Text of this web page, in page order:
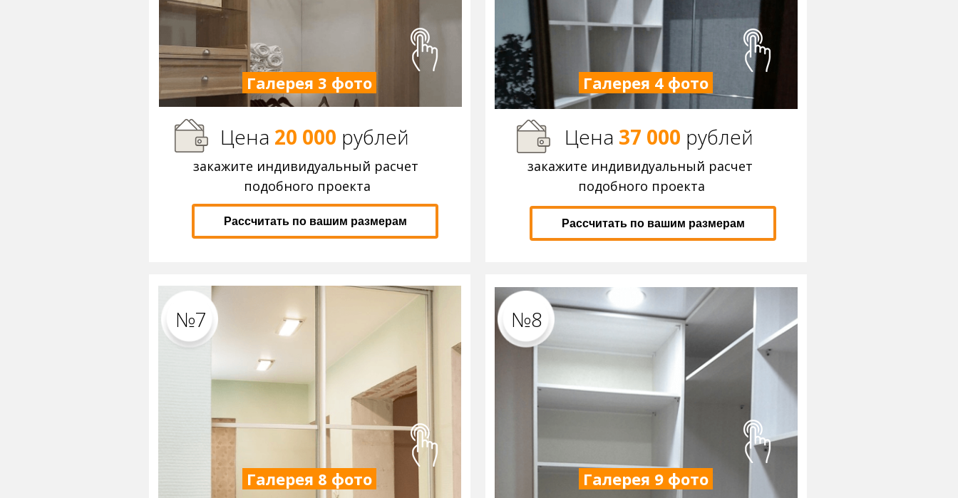
№7 №8
Галерея 9 фото
Галерея 8 фото
закажите индивидуальный расчет
подобного проекта
Цена 37 000 рублей
закажите индивидуальный расчет
подобного проекта
Галерея 4 фото
Галерея 3 фото
Рассчитать по вашим размерам
Цена 20 000 рублей
Рассчитать по вашим размерам